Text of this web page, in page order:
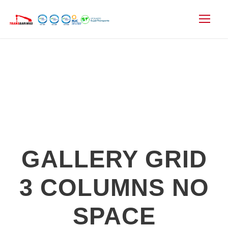
GALLERY GRID
3 COLUMNS NO
SPACE